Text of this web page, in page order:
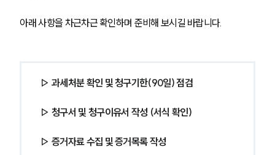
아래 사항을 차근차근 확인하며 준비해 보시길 바랍니다.
▷ 과세처분 확인 및 청구기한(90일) 점검
▷ 청구서 및 청구이유서 작성 (서식 확인)
▷ 증거자료 수집 및 증거목록 작성